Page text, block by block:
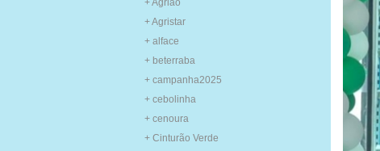
+ Agrião
+ Agristar
+ alface
+ beterraba
+ campanha2025
+ cebolinha
+ cenoura
+ Cinturão Verde